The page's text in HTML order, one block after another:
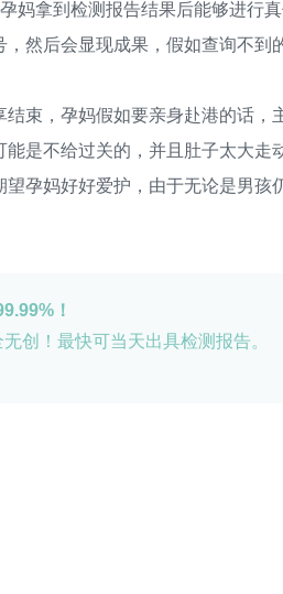
拿到检测报告结果后能够进行真
然后会显现成果，假如查询不到
，孕妈假如要亲身赴港的话，
是不给过关的，并且肚子太大走
孕妈好好爱护，由于无论是男孩
！
创！最快可当天出具检测报告。